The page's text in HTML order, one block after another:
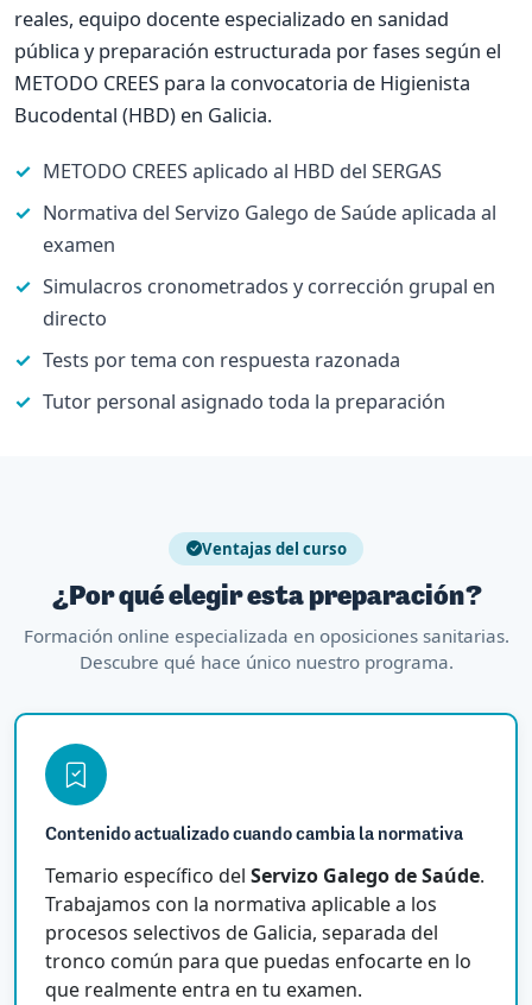
reales, equipo docente especializado en sanidad
pública y preparación estructurada por fases según el
METODO CREES para la convocatoria de Higienista
Bucodental (HBD) en Galicia.
METODO CREES aplicado al HBD del SERGAS
Normativa del Servizo Galego de Saúde aplicada al
examen
Simulacros cronometrados y corrección grupal en
directo
Tests por tema con respuesta razonada
Tutor personal asignado toda la preparación
Ventajas del curso
¿Por qué elegir esta preparación?
Formación online especializada en oposiciones sanitarias.
Descubre qué hace único nuestro programa.
Contenido actualizado cuando cambia la normativa
Temario específico del Servizo Galego de Saúde.
Trabajamos con la normativa aplicable a los
procesos selectivos de Galicia, separada del
tronco común para que puedas enfocarte en lo
que realmente entra en tu examen.